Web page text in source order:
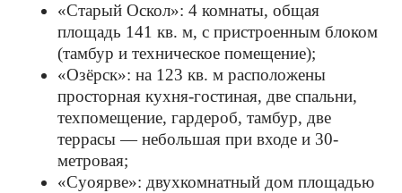
«Старый Оскол»: 4 комнаты, общая
площадь 141 кв. м, с пристроенным блоком
(тамбур и техническое помещение);
«Озёрск»: на 123 кв. м расположены
просторная кухня-гостиная, две спальни,
техпомещение, гардероб, тамбур, две
террасы — небольшая при входе и 30-
метровая;
«Суоярве»: двухкомнатный дом площадью